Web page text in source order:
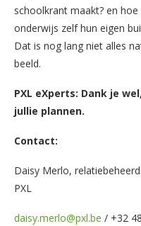
schoolkrant maakt? en
onderwijs zelf hun eigen
Dat is nog lang niet alles
beeld.
PXL eXperts: Dank je
jullie plannen.
Contact:
Daisy Merlo,
PXL
daisy.merlo@pxl.be / +32